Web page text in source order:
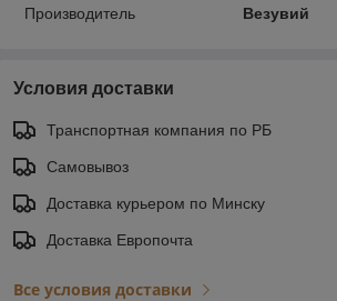
Производитель Везувий
Условия доставки
Транспортная компания по РБ
Самовывоз
Доставка курьером по Минску
Доставка Европочта
Все условия доставки